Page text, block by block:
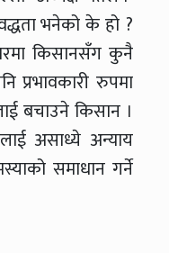
भनेको के हो ?
किसानसँग कुनै
रुपमा
बचाउने किसान ।
असाध्ये अन्याय
समाधान गर्ने